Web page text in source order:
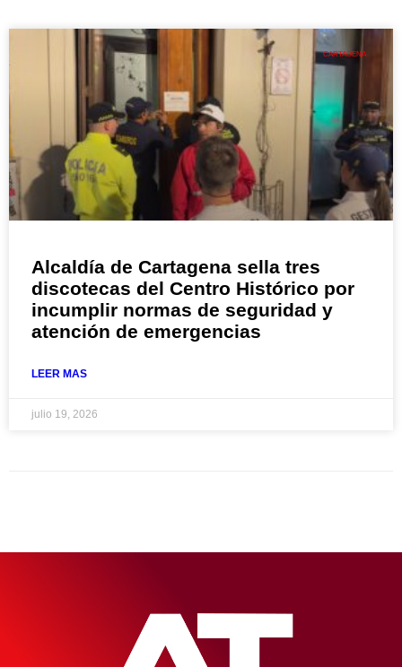
CARTAGENA
Alcaldía de Cartagena sella tres
discotecas del Centro Histórico por
incumplir normas de seguridad y
atención de emergencias
LEER MAS
julio 19, 2026